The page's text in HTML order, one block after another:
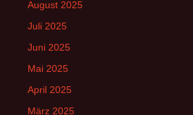
August 2025
Juli 2025
Juni 2025
Mai 2025
April 2025
März 2025